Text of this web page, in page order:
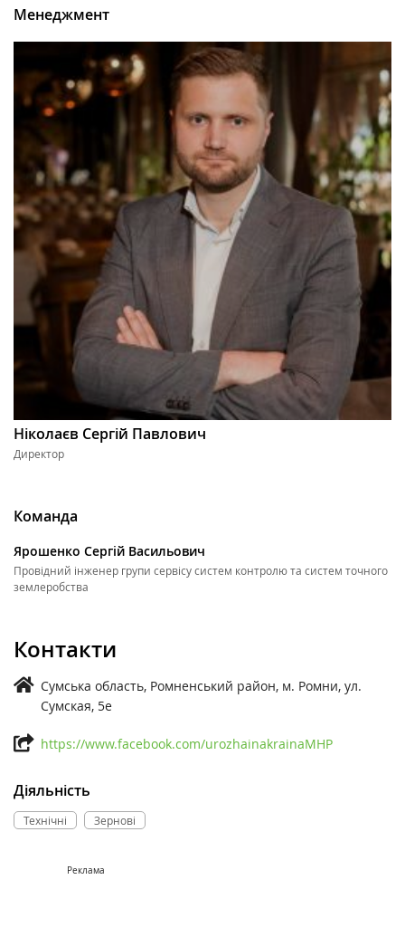
Менеджмент
Ніколаєв Сергій Павлович
Директор
Команда
Ярошенко Сергій Васильович
Провідний інженер групи сервісу систем контролю та систем точного
землеробства
Контакти
Сумська область, Ромненський район, м. Ромни, ул.
Сумская, 5е
https://www.facebook.com/urozhainakrainaMHP
Діяльність
Технічні Зернові
Реклама